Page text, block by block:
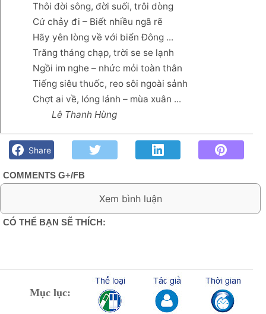
Thôi đời sông, đời suối, trôi dòng
Cứ chảy đi – Biết nhiều ngã rẽ
Hãy yên lòng về với biển Đông ...
Trăng tháng chạp, trời se se lạnh
Ngồi im nghe – nhức mỏi toàn thân
Tiếng siêu thuốc, reo sôi ngoài sảnh
Chợt ai về, lóng lánh – mùa xuân ...
Lê Thanh Hùng
núi và bạn bè. Chút gì để nhớ!
Share
COMMENTS G+/FB
0 Comment:
CÓ THỂ BẠN SẼ THÍCH:
Mục lục: